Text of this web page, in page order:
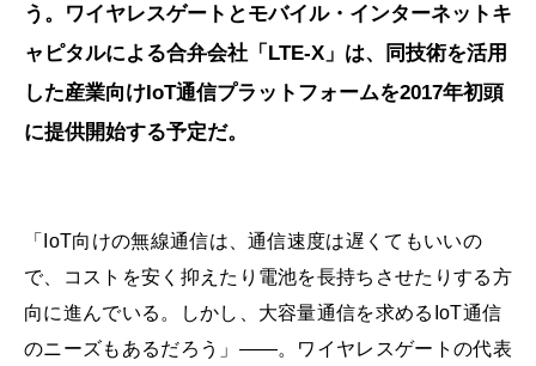
う。ワイヤレスゲートとモバイル・インターネットキ
ャピタルによる合弁会社「LTE-X」は、同技術を活用
した産業向けIoT通信プラットフォームを2017年初頭
に提供開始する予定だ。
「IoT向けの無線通信は、通信速度は遅くてもいいの
で、コストを安く抑えたり電池を長持ちさせたりする方
向に進んでいる。しかし、大容量通信を求めるIoT通信
のニーズもあるだろう」――。ワイヤレスゲートの代表